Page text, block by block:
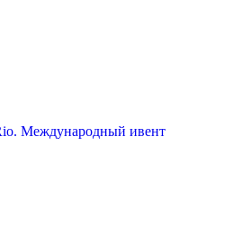
Международный ивент